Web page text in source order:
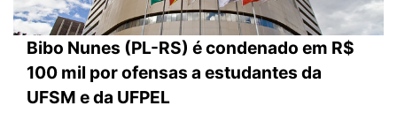
Bibo Nunes (PL-RS) é condenado em R$
100 mil por ofensas a estudantes da
UFSM e da UFPEL